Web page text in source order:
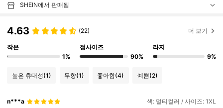
SHEIN에서 판매됨
4.63 (22) 더 보기
작은
1%
정사이즈
90%
라지
9%
높은 휴대성(1) 무향(1) 좋아함(4) 예쁨(2)
n***a 색: 멀티컬러 / 사이즈: 1XL